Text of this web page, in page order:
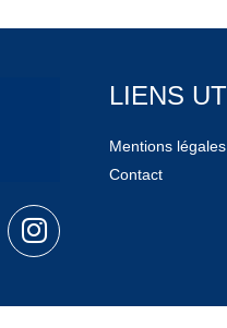
LIENS
Mentions légales
Contact